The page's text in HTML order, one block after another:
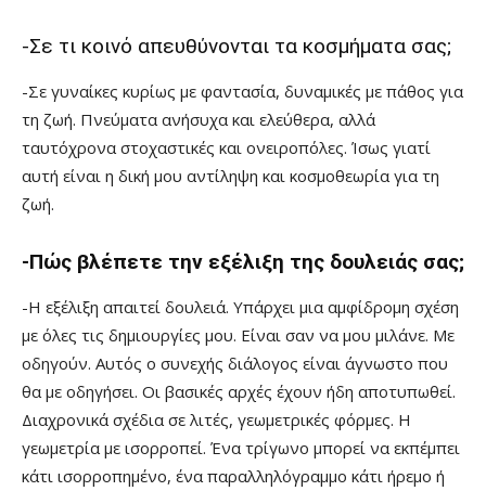
-Σε τι κοινό απευθύνονται τα κοσμήματα σας;
-Σε γυναίκες κυρίως με φαντασία, δυναμικές με πάθος για
τη ζωή. Πνεύματα ανήσυχα και ελεύθερα, αλλά
ταυτόχρονα στοχαστικές και ονειροπόλες. Ίσως γιατί
αυτή είναι η δική μου αντίληψη και κοσμοθεωρία για τη
ζωή.
-Πώς βλέπετε την εξέλιξη της δουλειάς σας;
-Η εξέλιξη απαιτεί δουλειά. Υπάρχει μια αμφίδρομη σχέση
με όλες τις δημιουργίες μου. Είναι σαν να μου μιλάνε. Με
οδηγούν. Αυτός ο συνεχής διάλογος είναι άγνωστο που
θα με οδηγήσει. Οι βασικές αρχές έχουν ήδη αποτυπωθεί.
Διαχρονικά σχέδια σε λιτές, γεωμετρικές φόρμες. Η
γεωμετρία με ισορροπεί. Ένα τρίγωνο μπορεί να εκπέμπει
κάτι ισορροπημένο, ένα παραλληλόγραμμο κάτι ήρεμο ή